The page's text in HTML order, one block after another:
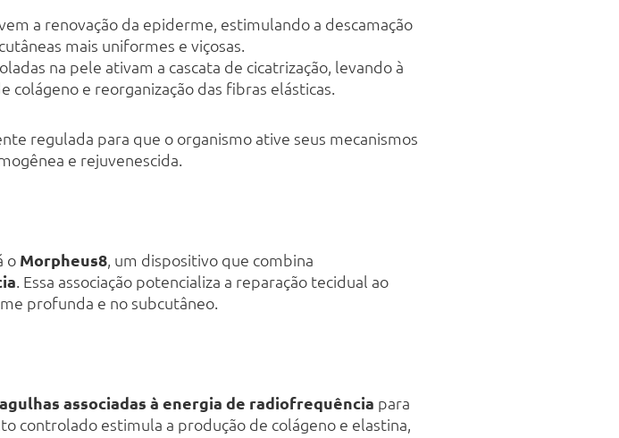
a renovação da epiderme, estimulando a descamação
mais uniformes e viçosas.
na pele ativam a cascata de cicatrização, levando à
e reorganização das fibras elásticas.
regulada para que o organismo ative seus mecanismos
e rejuvenescida.
o Morpheus8 , um dispositivo que combina
. Essa associação potencializa a reparação tecidual ao
profunda e no subcutâneo.
associadas à energia de radiofrequência para
controlado estimula a produção de colágeno e elastina,